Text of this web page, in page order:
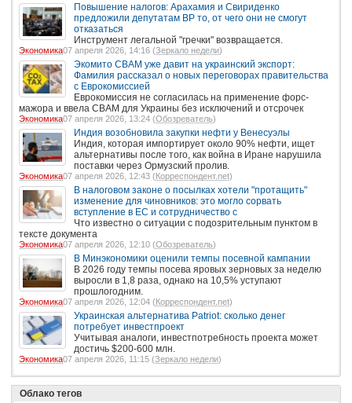
Повышение налогов: Арахамия и Свириденко
предложили депутатам ВР то, от чего они не смогут
отказаться
Инструмент легальной "гречки" возвращается.
Экономика07 апреля 2026, 14:16 (Зеркало недели)
Экомито СВАМ уже давит на украинский экспорт:
Фамилия рассказал о новых переговорах правительства
с Еврокомиссией
Еврокомиссия не согласилась на применение форс-
мажора и ввела CBAM для Украины без исключений и отсрочек
Экономика07 апреля 2026, 13:24 (Обозреватель)
Индия возобновила закупки нефти у Венесуэлы
Индия, которая импортирует около 90% нефти, ищет
альтернативы после того, как война в Иране нарушила
поставки через Ормузский пролив.
Экономика07 апреля 2026, 12:43 (Корреспондент.net)
В налоговом законе о посылках хотели "протащить"
изменение для чиновников: это могло сорвать
вступление в ЕС и сотрудничество с
Что известно о ситуации с подозрительным пунктом в
тексте документа
Экономика07 апреля 2026, 12:10 (Обозреватель)
В Минэкономики оценили темпы посевной кампании
В 2026 году темпы посева яровых зерновых за неделю
выросли в 1,8 раза, однако на 10,5% уступают
прошлогодним.
Экономика07 апреля 2026, 12:04 (Корреспондент.net)
Украинская альтернатива Patriot: сколько денег
потребует инвестпроект
Учитывая аналоги, инвестпотребность проекта может
достичь $200-600 млн.
Экономика07 апреля 2026, 11:15 (Зеркало недели)
Облако тегов